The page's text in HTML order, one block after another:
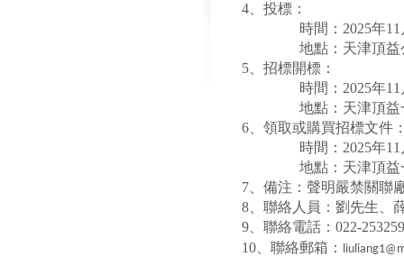
4 、投標：
時間： 2025年
地點：天津頂益
5 、招標開標：
時間： 2025年
地點：天津頂
6 、領取或購買招標文件
時間： 2025年
地點：天津頂
7 、備注：聲明嚴禁關聯
8 、聯絡人員：劉先生、
9 、聯絡電話： 022-
10 、聯絡郵箱：